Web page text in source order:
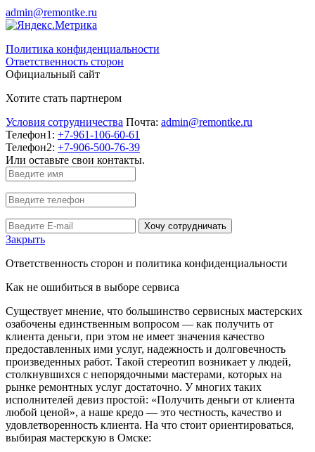
admin@remontke.ru
Политика конфиденциальности
Ответственность сторон
Официальный сайт
Хотите стать партнером
Условия сотрудничества Почта: admin@remontke.ru
Телефон1: +7-961-106-60-61
Телефон2: +7-906-500-76-39
Или оставьте свои контакты.
Хочу сотрудничать
Закрыть
Ответственность сторон и политика конфиденциальности
Как не ошибиться в выборе сервиса
Существует мнение, что большинство сервисных мастерских
озабочены единственным вопросом — как получить от
клиента деньги, при этом не имеет значения качество
предоставленных ими услуг, надежность и долговечность
произведенных работ. Такой стереотип возникает у людей,
столкнувшихся с непорядочными мастерами, которых на
рынке ремонтных услуг достаточно. У многих таких
исполнителей девиз простой: «Получить деньги от клиента
любой ценой», а наше кредо — это честность, качество и
удовлетворенность клиента. На что стоит ориентироваться,
выбирая мастерскую в Омске: